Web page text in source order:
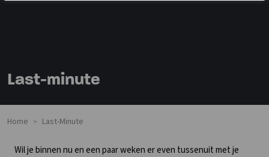
Last-minute
Home > Last-Minute
Wil je binnen nu en een paar weken er even tussenuit met je